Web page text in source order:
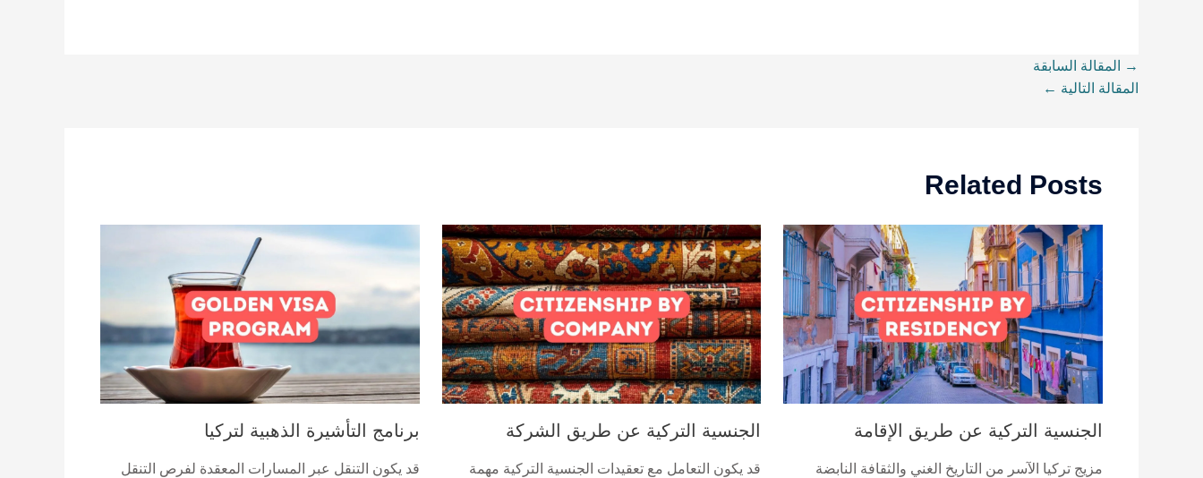
→
المقالة السابقة
المقالة التالية ←
Related Posts
الجنسية التركية عن طريق الإقامة
مزيج تركيا الآسر من التاريخ الغني والثقافة النابضة
الجنسية التركية عن طريق الشركة
قد يكون التعامل مع تعقيدات الجنسية التركية مهمة
برنامج التأشيرة الذهبية لتركيا
قد يكون التنقل عبر المسارات المعقدة لفرص التنقل